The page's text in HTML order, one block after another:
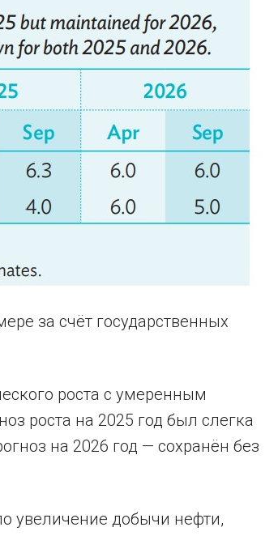
за счёт государственных
роста с умеренным
роста на 2025 год был слегка
на 2026 год — сохранён без
увеличение добычи нефти,